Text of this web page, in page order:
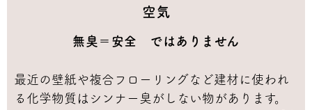
空気
無臭＝安全 ではありません
最近の壁紙や複合フローリングなど建材に使われ
る化学物質はシンナー臭がしない物があります。